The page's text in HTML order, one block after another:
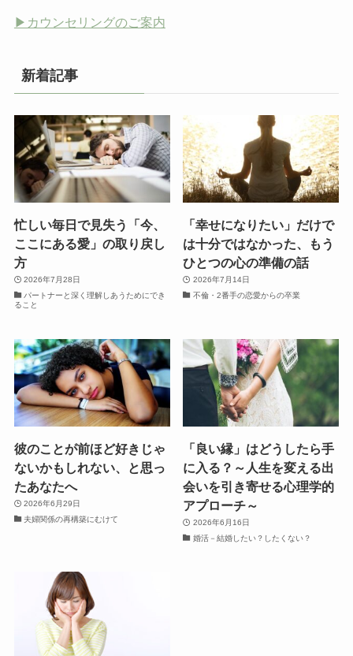
▶︎カウンセリングのご案内
新着記事
忙しい毎日で見失う「今、
ここにある愛」の取り戻し
方
2026年7月28日
パートナーと深く理解しあうためにでき
ること
「幸せになりたい」だけで
は十分ではなかった、もう
ひとつの心の準備の話
2026年7月14日
不倫・2番手の恋愛からの卒業
彼のことが前ほど好きじゃ
ないかもしれない、と思っ
たあなたへ
2026年6月29日
夫婦関係の再構築にむけて
「良い縁」はどうしたら手
に入る？～人生を変える出
会いを引き寄せる心理学的
アプローチ～
2026年6月16日
婚活－結婚したい？したくない？